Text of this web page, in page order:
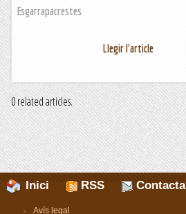
Esgarrapacrestes
Llegir l'article
0 related articles.
Inici RSS Contacta
Avís legal .